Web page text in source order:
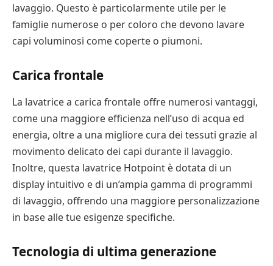
lavaggio. Questo è particolarmente utile per le
famiglie numerose o per coloro che devono lavare
capi voluminosi come coperte o piumoni.
Carica frontale
La lavatrice a carica frontale offre numerosi vantaggi,
come una maggiore efficienza nell’uso di acqua ed
energia, oltre a una migliore cura dei tessuti grazie al
movimento delicato dei capi durante il lavaggio.
Inoltre, questa lavatrice Hotpoint è dotata di un
display intuitivo e di un’ampia gamma di programmi
di lavaggio, offrendo una maggiore personalizzazione
in base alle tue esigenze specifiche.
Tecnologia di ultima generazione